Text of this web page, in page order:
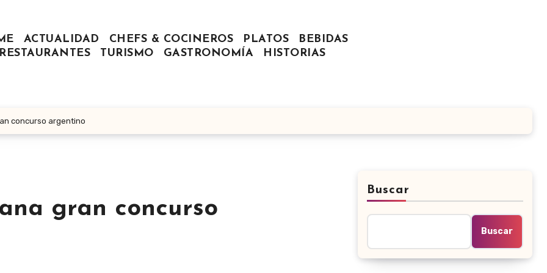
ACTUALIDAD CHEFS & COCINEROS PLATOS
BEBIDAS
RESTAURANTES
TURISMO GASTRONOMÍA HISTORIAS
concurso argentino
gran concurso
Buscar
Buscar